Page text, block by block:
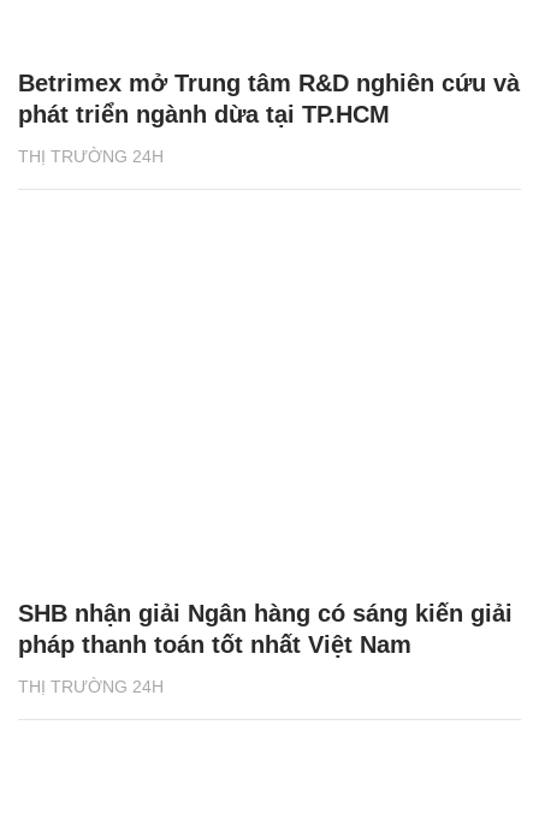
THỊ TRƯỜNG 24H
Betrimex mở Trung tâm R&D nghiên cứu và
phát triển ngành dừa tại TP.HCM
THỊ TRƯỜNG 24H
SHB nhận giải Ngân hàng có sáng kiến giải
pháp thanh toán tốt nhất Việt Nam